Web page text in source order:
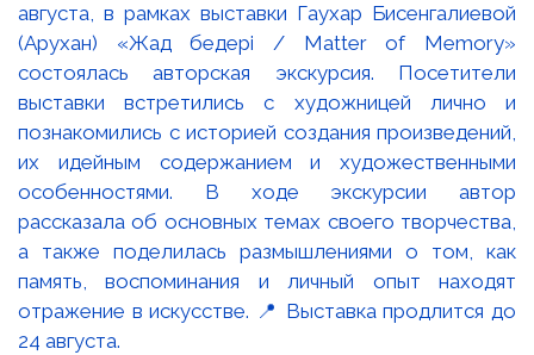
августа, в рамках выставки Гаухар Бисенгалиевой
(Арухан) «Жад бедері / Matter of Memory»
состоялась авторская экскурсия. Посетители
выставки встретились с художницей лично и
познакомились с историей создания произведений,
их идейным содержанием и художественными
особенностями. В ходе экскурсии автор
рассказала об основных темах своего творчества,
а также поделилась размышлениями о том, как
память, воспоминания и личный опыт находят
отражение в искусстве. 📍 Выставка продлится до
24 августа.